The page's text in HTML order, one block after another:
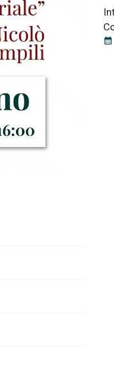
calendar_month